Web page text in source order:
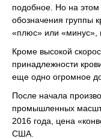
подобное. Но на этом
обозначения группы
«плюс» или «минус»,
Кроме высокой
принадлежности
еще одно огромное
После начала
промышленных
2016 года, цена
США.